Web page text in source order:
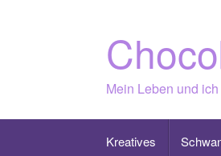
Mein Leben und
Kreatives